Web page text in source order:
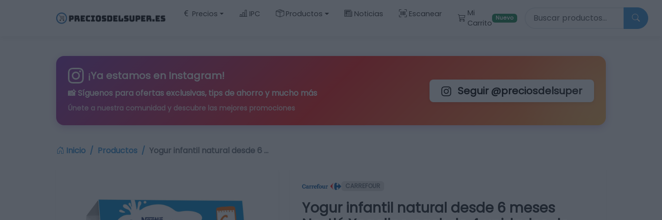
Precios IPC Productos Noticias Escanear
Mi
Carrito
Nuevo Buscar productos
¡Ya estamos en Instagram!
📸 Síguenos para ofertas exclusivas, tips de ahorro y mucho más
Únete a nuestra comunidad y descubre las mejores promociones
Seguir @preciosdelsuper
Inicio Productos Yogur infantil natural desde 6 …
CARREFOUR
Yogur infantil natural desde 6 meses